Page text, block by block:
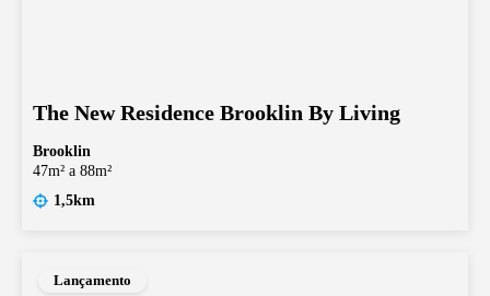
The New Residence Brooklin By Living
Brooklin
47m² a 88m²
1,5km
Lançamento